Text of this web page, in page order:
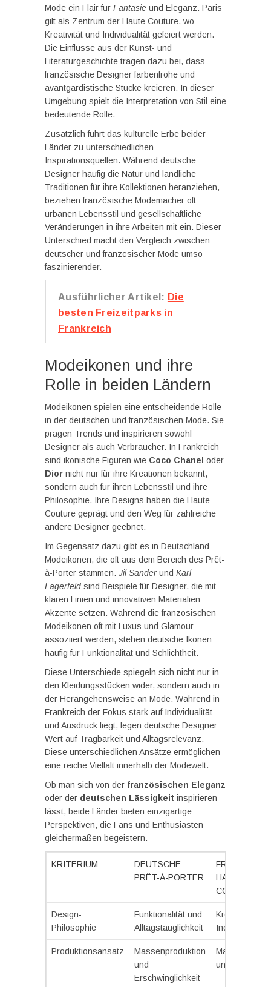
Mode ein Flair für Fantasie und Eleganz. Paris
gilt als Zentrum der Haute Couture, wo
Kreativität und Individualität gefeiert werden.
Die Einflüsse aus der Kunst- und
Literaturgeschichte tragen dazu bei, dass
französische Designer farbenfrohe und
avantgardistische Stücke kreieren. In dieser
Umgebung spielt die Interpretation von Stil eine
bedeutende Rolle.
Zusätzlich führt das kulturelle Erbe beider
Länder zu unterschiedlichen
Inspirationsquellen. Während deutsche
Designer häufig die Natur und ländliche
Traditionen für ihre Kollektionen heranziehen,
beziehen französische Modemacher oft
urbanen Lebensstil und gesellschaftliche
Veränderungen in ihre Arbeiten mit ein. Dieser
Unterschied macht den Vergleich zwischen
deutscher und französischer Mode umso
faszinierender.
Ausführlicher Artikel: Die
besten Freizeitparks in
Frankreich
Modeikonen und ihre
Rolle in beiden Ländern
Modeikonen spielen eine entscheidende Rolle
in der deutschen und französischen Mode. Sie
prägen Trends und inspirieren sowohl
Designer als auch Verbraucher. In Frankreich
sind ikonische Figuren wie Coco Chanel oder
Dior nicht nur für ihre Kreationen bekannt,
sondern auch für ihren Lebensstil und ihre
Philosophie. Ihre Designs haben die Haute
Couture geprägt und den Weg für zahlreiche
andere Designer geebnet.
Im Gegensatz dazu gibt es in Deutschland
Modeikonen, die oft aus dem Bereich des Prêt-
à-Porter stammen. Jil Sander und Karl
Lagerfeld sind Beispiele für Designer, die mit
klaren Linien und innovativen Materialien
Akzente setzen. Während die französischen
Modeikonen oft mit Luxus und Glamour
assoziiert werden, stehen deutsche Ikonen
häufig für Funktionalität und Schlichtheit.
Diese Unterschiede spiegeln sich nicht nur in
den Kleidungsstücken wider, sondern auch in
der Herangehensweise an Mode. Während in
Frankreich der Fokus stark auf Individualität
und Ausdruck liegt, legen deutsche Designer
Wert auf Tragbarkeit und Alltagsrelevanz.
Diese unterschiedlichen Ansätze ermöglichen
eine reiche Vielfalt innerhalb der Modewelt.
Ob man sich von der französischen Eleganz
oder der deutschen Lässigkeit inspirieren
lässt, beide Länder bieten einzigartige
Perspektiven, die Fans und Enthusiasten
gleichermaßen begeistern.
KRITERIUM
DEUTSCHE
PRÊT-À-PORTER
HAUTE
COUTURE
Design-
Philosophie
Funktionalität und
Alltagstauglichkeit
Kreativität und
Individualität
Produktionsansatz
Massenproduktion
und
Erschwinglichkeit
und